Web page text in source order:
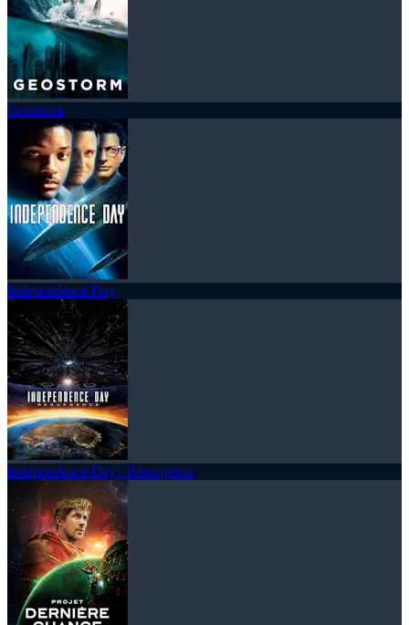
Geostorm
Independence Day
Independence Day : Resurgence